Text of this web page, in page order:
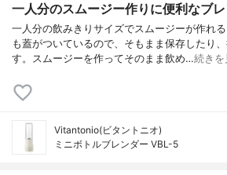
一人分のスムージー作りに便利なブ
一人分の飲みきりサイズでスムージーが作れ
も蓋がついているので、そもまま保存したり
す。スムージーを作ってそのまま飲め…続きを
Vitantonio(ビタントニオ)
ミニボトルブレンダー VBL-5